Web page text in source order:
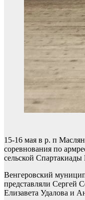
15-16 мая в р. п
соревнования по
сельской
Венгеровский
представляли Сергей
Елизавета Удалова и